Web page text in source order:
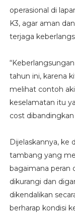
operasional di
K3, agar aman
terjaga
tahun ini, karena
melihat contoh
keselamatan itu
cost dibandingkan
Dijelaskannya, ke
tambang yang
bagaimana peran
dikurangi dan
dikendalikan
berharap kondisi